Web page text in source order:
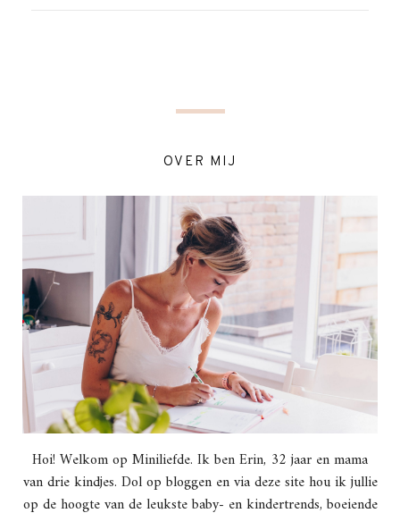
OVER MIJ
Hoi! Welkom op Miniliefde. Ik ben Erin, 32 jaar en mama
van drie kindjes. Dol op bloggen en via deze site hou ik jullie
op de hoogte van de leukste baby- en kindertrends, boeiende